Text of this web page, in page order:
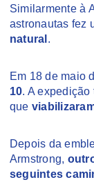
Similarmente à
astronautas fez
natural .
Em 18 de maio
10. A
que
Depois da
Armstrong,
seguintes